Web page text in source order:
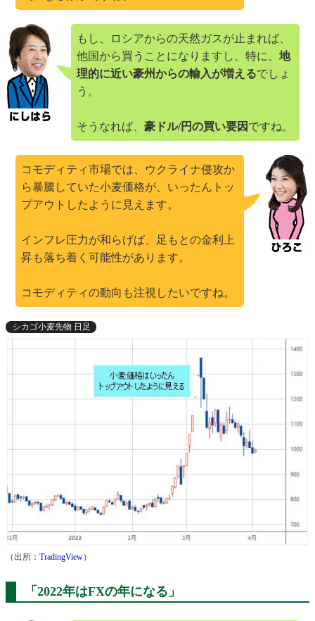
もし、ロシアからの天然ガスが止まれば、
他国から買うことになりますし、特に、 地
理的に近い豪州からの輸入が増えるでしょ
う。
そうなれば、 豪ドル/円の買い要因 ですね。
コモディティ市場では、ウクライナ侵攻か
ら暴騰していた小麦価格が、いったんトッ
プアウトしたように見えます。
インフレ圧力が和らげば、足もとの金利上
昇も落ち着く可能性があります。
コモディティの動向も注視したいですね。
シカゴ小麦先物 日足
（出所： TradingView）
「2022年はFXの年になる」